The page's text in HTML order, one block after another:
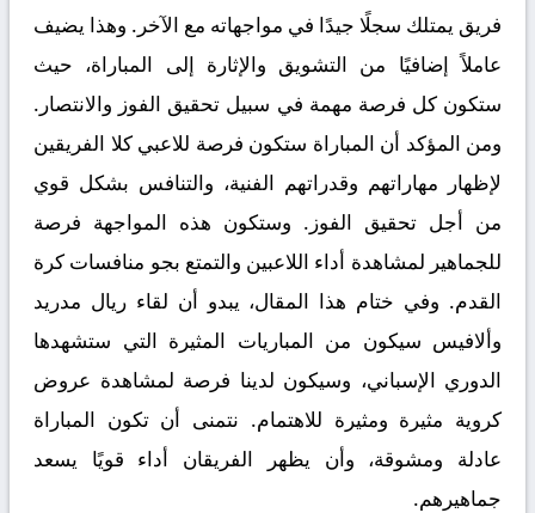
فريق يمتلك سجلًا جيدًا في مواجهاته مع الآخر. وهذا يضيف
عاملاً إضافيًا من التشويق والإثارة إلى المباراة، حيث
ستكون كل فرصة مهمة في سبيل تحقيق الفوز والانتصار.
ومن المؤكد أن المباراة ستكون فرصة للاعبي كلا الفريقين
لإظهار مهاراتهم وقدراتهم الفنية، والتنافس بشكل قوي
من أجل تحقيق الفوز. وستكون هذه المواجهة فرصة
للجماهير لمشاهدة أداء اللاعبين والتمتع بجو منافسات كرة
القدم. وفي ختام هذا المقال، يبدو أن لقاء ريال مدريد
وألافيس سيكون من المباريات المثيرة التي ستشهدها
الدوري الإسباني، وسيكون لدينا فرصة لمشاهدة عروض
كروية مثيرة ومثيرة للاهتمام. نتمنى أن تكون المباراة
عادلة ومشوقة، وأن يظهر الفريقان أداء قويًا يسعد
جماهيرهم.